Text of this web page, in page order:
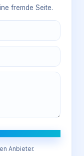
fremde Seite.
Anbieter.